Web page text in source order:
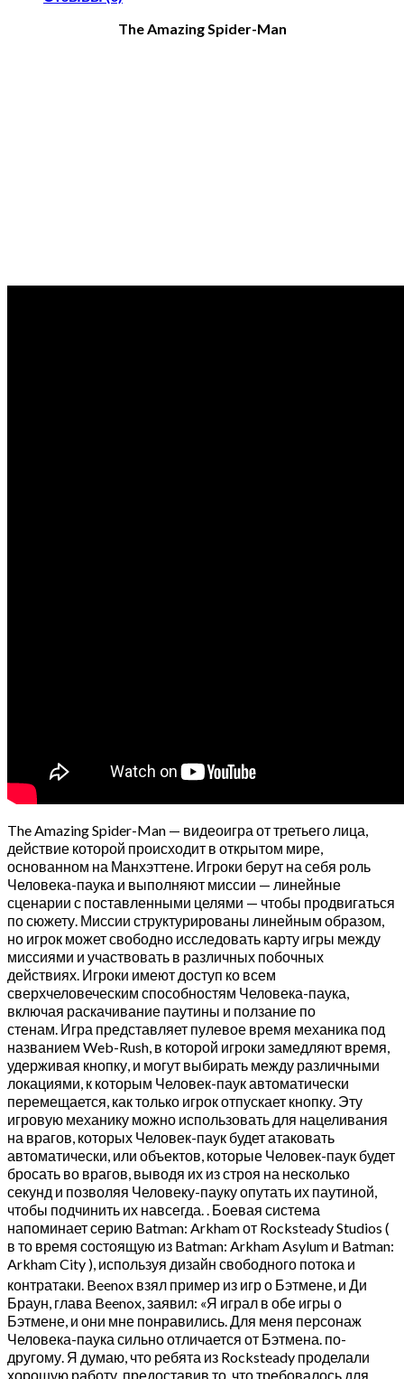
The Amazing Spider-Man
The Amazing Spider-Man — видеоигра от третьего лица,
действие которой происходит в открытом мире,
основанном на Манхэттене. Игроки берут на себя роль
Человека-паука и выполняют миссии — линейные
сценарии с поставленными целями — чтобы продвигаться
по сюжету. Миссии структурированы линейным образом,
но игрок может свободно исследовать карту игры между
миссиями и участвовать в различных побочных
действиях. Игроки имеют доступ ко всем
сверхчеловеческим способностям Человека-паука,
включая раскачивание паутины и ползание по
стенам. Игра представляет пулевое время механика под
названием Web-Rush, в которой игроки замедляют время,
удерживая кнопку, и могут выбирать между различными
локациями, к которым Человек-паук автоматически
перемещается, как только игрок отпускает кнопку. Эту
игровую механику можно использовать для нацеливания
на врагов, которых Человек-паук будет атаковать
автоматически, или объектов, которые Человек-паук будет
бросать во врагов, выводя их из строя на несколько
секунд и позволяя Человеку-пауку опутать их паутиной,
чтобы подчинить их навсегда. . Боевая система
напоминает серию Batman: Arkham от Rocksteady Studios (
в то время состоящую из Batman: Arkham Asylum и Batman:
Arkham City ), используя дизайн свободного потока и
контратаки. Beenox взял пример из игр о Бэтмене, и Ди
Браун, глава Beenox, заявил: «Я играл в обе игры о
Бэтмене, и они мне понравились. Для меня персонаж
Человека-паука сильно отличается от Бэтмена. по-
другому. Я думаю, что ребята из Rocksteady проделали
хорошую работу, предоставив то, что требовалось для